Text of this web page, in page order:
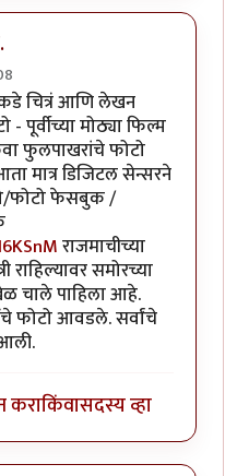
चित्रं आणि लेखन
पूर्वीच्या मोठ्या फिल्म
फुलपाखरांचे फोटो
मात्र डिजिटल सेन्सरने
फोटो फेसबुक /
राजमाचीच्या
राहिल्यावर समोरच्या
चाले पाहिला आहे.
फोटो आवडले. सर्वांचे
कराकिंवासदस्य व्हा